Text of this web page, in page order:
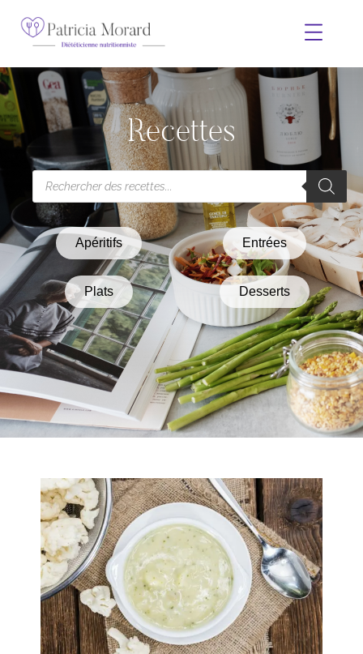
Recettes
Apéritifs Entrées
Plats Desserts